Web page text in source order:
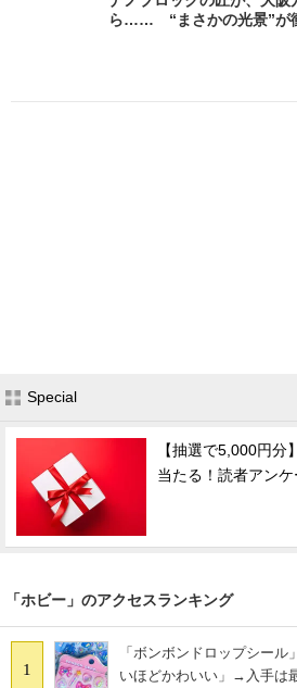
ら…… “まさかの光景”が
Special
【抽選で5,000円分
当たる！読者アン
「ホビー」のアクセスランキング
1
「ボンボンドロップシール
いほどかわいい」→入手は